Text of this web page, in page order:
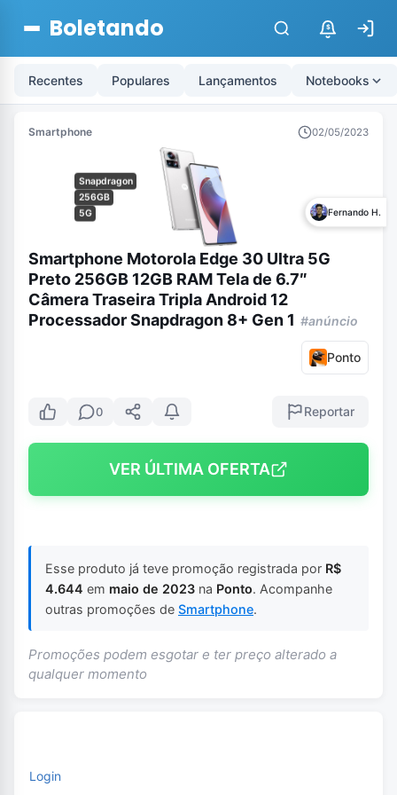
Boletando $
Recentes Populares Lançamentos Notebooks
Smartphone 02/05/2023
Snapdragon
256GB
5G
Fernando H.
Smartphone Motorola Edge 30 Ultra 5G
Preto 256GB 12GB RAM Tela de 6.7″
Câmera Traseira Tripla Android 12
Processador Snapdragon 8+ Gen 1 #anúncio
Ponto
0 Reportar
VER ÚLTIMA OFERTA
Esse produto já teve promoção registrada por R$
4.644 em maio de 2023 na Ponto. Acompanhe
outras promoções de Smartphone.
Promoções podem esgotar e ter preço alterado a
qualquer momento
Login